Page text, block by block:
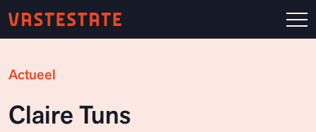
Actueel
Claire Tuns